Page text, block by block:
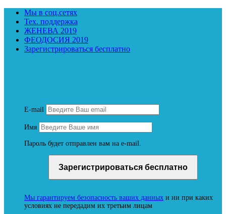
Мы в соц.сетях
Тех. поддержка
ЖЕНЕВА 2019
ФЕОДОСИЯ 2019
Зарегистрироваться бесплатно
E-mail
Имя
Пароль будет отправлен вам на e-mail.
Мы гарантируем безопасность ваших данных и ни при каких
условиях не передадим их третьим лицам